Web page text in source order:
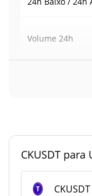
Volume 24h
Volume / Limite
Fornecimento
CKUSDT para
CKUSDT